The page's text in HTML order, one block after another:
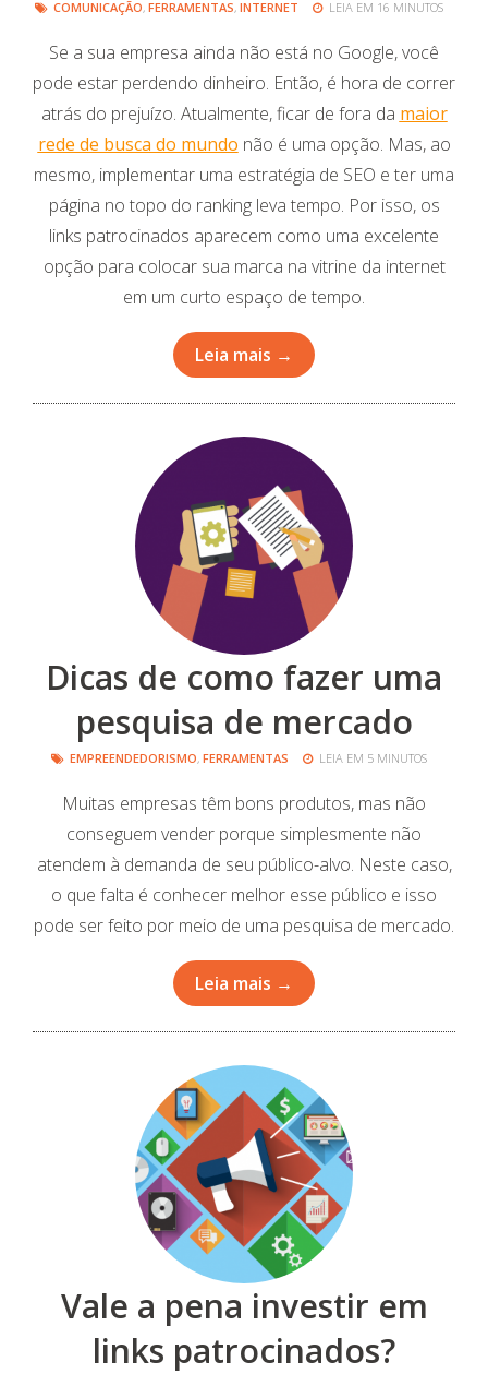
COMUNICAÇÃO, FERRAMENTAS, INTERNET LEIA EM 16 MINUTOS
Se a sua empresa ainda não está no Google, você
pode estar perdendo dinheiro. Então, é hora de correr
atrás do prejuízo. Atualmente, ficar de fora da maior
rede de busca do mundo não é uma opção. Mas, ao
mesmo, implementar uma estratégia de SEO e ter uma
página no topo do ranking leva tempo. Por isso, os
links patrocinados aparecem como uma excelente
opção para colocar sua marca na vitrine da internet
em um curto espaço de tempo.
Leia mais →
Dicas de como fazer uma
pesquisa de mercado
EMPREENDEDORISMO, FERRAMENTAS LEIA EM 5 MINUTOS
Muitas empresas têm bons produtos, mas não
conseguem vender porque simplesmente não
atendem à demanda de seu público-alvo. Neste caso,
o que falta é conhecer melhor esse público e isso
pode ser feito por meio de uma pesquisa de mercado.
Leia mais →
Vale a pena investir em
links patrocinados?